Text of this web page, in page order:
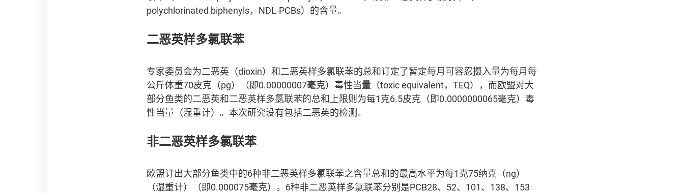
polychlorinated biphenyls，NDL-PCBs）的含量。
二恶英样多氯联苯
专家委员会为二恶英（dioxin）和二恶英样多氯联苯的总和订定了暂定每月可容忍摄入量为每月每
公斤体重70皮克（pg）（即0.00000007毫克）毒性当量（toxic equivalent，TEQ），而欧盟对大
部分鱼类的二恶英和二恶英样多氯联苯的总和上限则为每1克6.5皮克（即0.0000000065毫克）毒
性当量（湿重计）。本次研究没有包括二恶英的检测。
非二恶英样多氯联苯
欧盟订出大部分鱼类中的6种非二恶英样多氯联苯之含量总和的最高水平为每1克75纳克（ng）
（湿重计）（即0.000075毫克）。6种非二恶英样多氯联苯分别是PCB28、52、101、138、153